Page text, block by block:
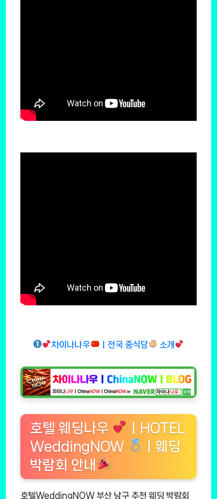
차이나나우 ㅣ전국 중식당 소개
호텔 웨딩나우
ㅣHOTEL
WeddingNOW
ㅣ웨딩
박람회 안내
호텔WeddingNOW 부산 남구 추천 웨딩 박람회